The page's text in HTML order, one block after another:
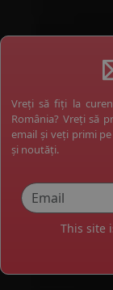
Vreți să fiți la
România? Vreți să
email și veți primi
și noutăți.
This site